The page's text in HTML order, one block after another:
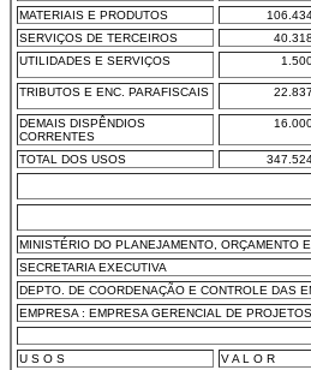
MATERIAIS E PRODUTOS
SERVIÇOS DE TERCEIROS
UTILIDADES E SERVIÇOS
TRIBUTOS E ENC. PARAFISCAIS
DEMAIS DISPÊNDIOS
CORRENTES
TOTAL DOS USOS
MINISTÉRIO DO PLANEJAMENTO, ORÇAMENTO
SECRETARIA EXECUTIVA
DEPTO. DE COORDENAÇÃO E CONTROLE DAS
EMPRESA : EMPRESA GERENCIAL DE
U S O S V A L O R